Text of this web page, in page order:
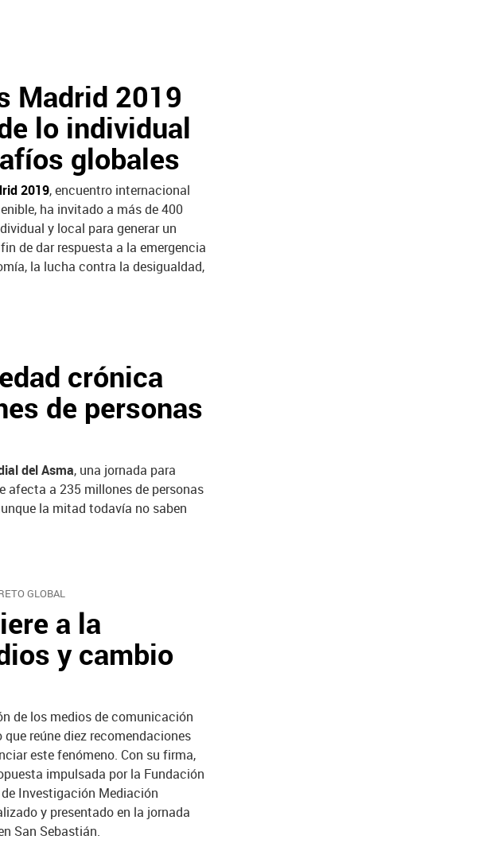
Madrid 2019
lo individual
globales
2019, encuentro internacional
ha invitado a más de 400
y local para generar un
de dar respuesta a la emergencia
la lucha contra la desigualdad,
crónica
de personas
del Asma, una jornada para
afecta a 235 millones de personas
la mitad todavía no saben
GLOBAL
a la
y cambio
de los medios de comunicación
reúne diez recomendaciones
este fenómeno. Con su firma,
impulsada por la Fundación
de Investigación Mediación
y presentado en la jornada
San Sebastián.